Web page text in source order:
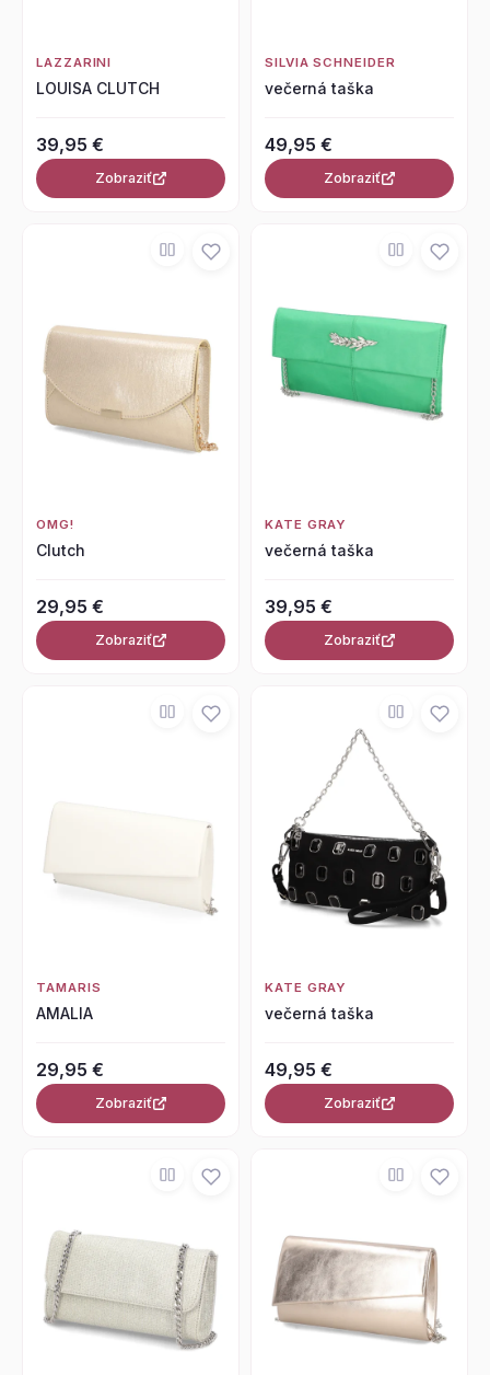
LAZZARINI
LOUISA CLUTCH
39,95 €
Zobraziť
SILVIA SCHNEIDER
večerná taška
49,95 €
Zobraziť
OMG!
Clutch
29,95 €
Zobraziť
KATE GRAY
večerná taška
39,95 €
Zobraziť
TAMARIS
AMALIA
29,95 €
Zobraziť
KATE GRAY
večerná taška
49,95 €
Zobraziť